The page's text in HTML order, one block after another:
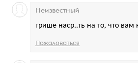
грише наср..ть на то, что вам
Неизвестный
Пожаловаться